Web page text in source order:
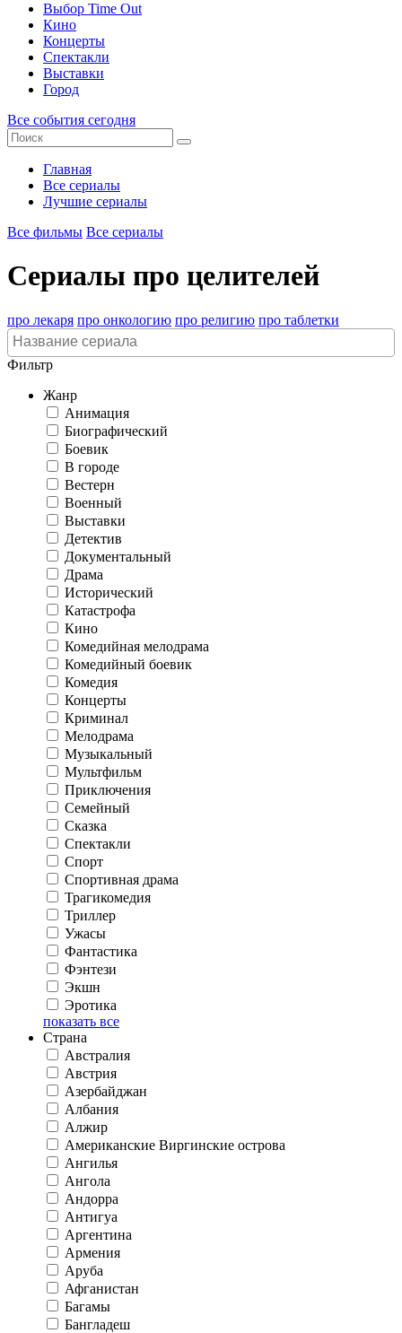
Выбор Time Out
Кино
Концерты
Спектакли
Выставки
Город
Все события сегодня
Главная
Все сериалы
Лучшие сериалы
Все фильмы Все сериалы
Сериалы про целителей
про лекаря про онкологию про религию про таблетки
Фильтр
Жанр
Анимация
Биографический
Боевик
В городе
Вестерн
Военный
Выставки
Детектив
Документальный
Драма
Исторический
Катастрофа
Кино
Комедийная мелодрама
Комедийный боевик
Комедия
Концерты
Криминал
Мелодрама
Музыкальный
Мультфильм
Приключения
Семейный
Сказка
Спектакли
Спорт
Спортивная драма
Трагикомедия
Триллер
Ужасы
Фантастика
Фэнтези
Экшн
Эротика
показать все
Страна
Австралия
Австрия
Азербайджан
Албания
Алжир
Американские Виргинские острова
Ангилья
Ангола
Андорра
Антигуа
Аргентина
Армения
Аруба
Афганистан
Багамы
Бангладеш